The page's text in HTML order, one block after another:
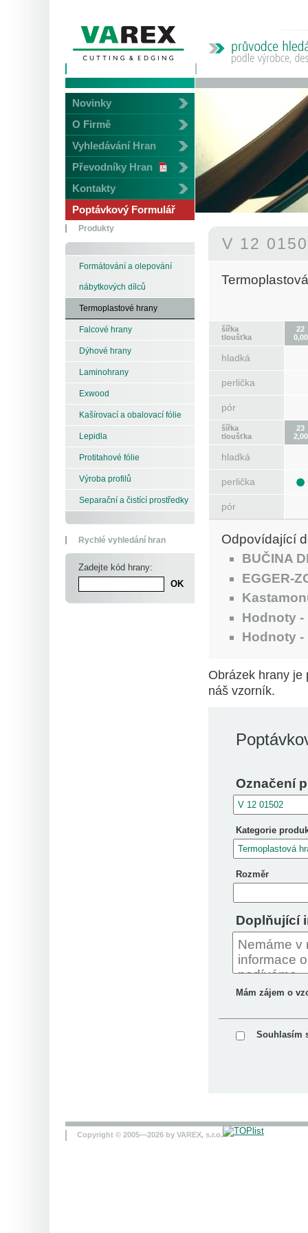
Novinky
O Firmě
Vyhledávání Hran
Převodníky Hran
Kontakty
Poptávkový Formulář
Produkty
Formátování a olepování
nábytkových dílců
Termoplastové hrany
Falcové hrany
Dýhové hrany
Laminohrany
Exwood
Kašírovací a obalovací fólie
Lepidla
Protitahové fólie
Výroba profilů
Separační a čistící prostředky
Rychlé vyhledání hran
Zadejte kód hrany:
V 12
šířka
tloušťka
22
0,00
hladká
perlička
pór
šířka
tloušťka
23
2,00
hladká
perlička
pór
Odpovídající
BUČINA
EGGER-
Hodnoty
Hodnoty
Obrázek hrany je
náš vzorník.
Označení
Kategorie
Rozměr
Doplňující
Mám zájem o
Souhlasím
Copyright © 2005—2026 by VAREX, s.r.o.